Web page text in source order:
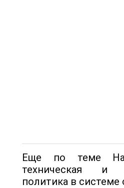
Еще по теме
техническая и
политика в системе